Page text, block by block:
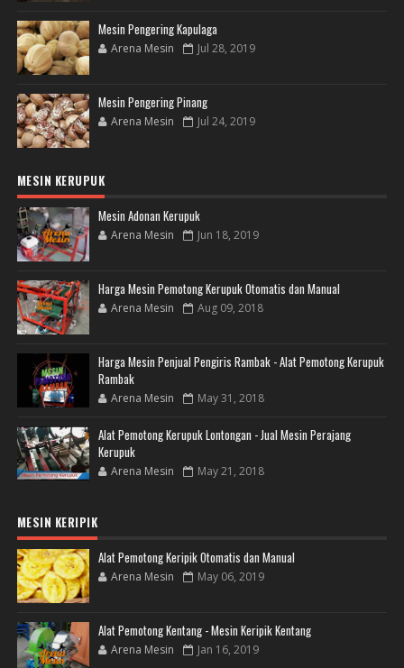
Mesin Pengering Kapulaga
Arena Mesin Jul 28, 2019
Mesin Pengering Pinang
Arena Mesin Jul 24, 2019
MESIN KERUPUK
Mesin Adonan Kerupuk
Arena Mesin Jun 18, 2019
Harga Mesin Pemotong Kerupuk Otomatis dan Manual
Arena Mesin Aug 09, 2018
Harga Mesin Penjual Pengiris Rambak - Alat Pemotong Kerupuk
Rambak
Arena Mesin May 31, 2018
Alat Pemotong Kerupuk Lontongan - Jual Mesin Perajang
Kerupuk
Arena Mesin May 21, 2018
MESIN KERIPIK
Alat Pemotong Keripik Otomatis dan Manual
Arena Mesin May 06, 2019
Alat Pemotong Kentang - Mesin Keripik Kentang
Arena Mesin Jan 16, 2019